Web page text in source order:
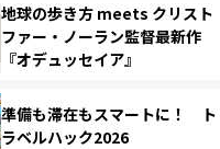
地球の歩き方 meets クリスト
ファー・ノーラン監督最新作
『オデュッセイア』
準備も滞在もスマートに！ ト
ラベルハック2026